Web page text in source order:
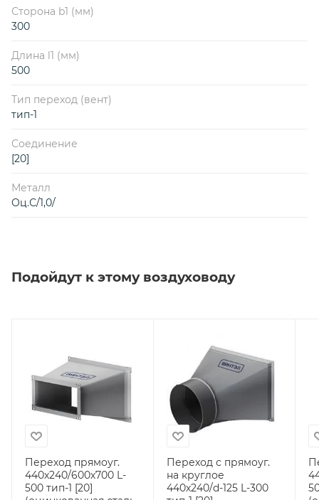
Сторона b1 (мм)
300
Длина l1 (мм)
500
Тип переход (вент)
тип-1
Соединение
[20]
Металл
Оц.С/1,0/
Подойдут к этому воздуховоду
Переход прямоуг.
440х240/600х700 L-
500 тип-1 [20]
Переход с прямоуг.
на круглое
440х240/d-125 L-300